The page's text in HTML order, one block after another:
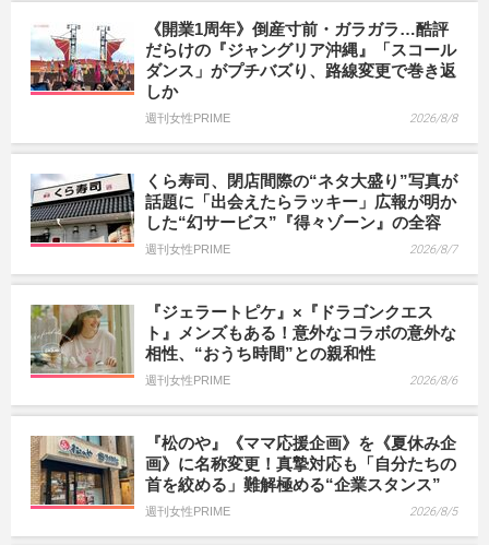
《開業1周年》倒産寸前・ガラガラ…酷評
だらけの『ジャングリア沖縄』「スコール
ダンス」がプチバズり、路線変更で巻き返
しか
週刊女性PRIME 2026/8/8
くら寿司、閉店間際の“ネタ大盛り”写真が
話題に「出会えたらラッキー」広報が明か
した“幻サービス”『得々ゾーン』の全容
週刊女性PRIME 2026/8/7
『ジェラートピケ』×『ドラゴンクエス
ト』メンズもある！意外なコラボの意外な
相性、“おうち時間”との親和性
週刊女性PRIME 2026/8/6
『松のや』《ママ応援企画》を《夏休み企
画》に名称変更！真摯対応も「自分たちの
首を絞める」難解極める“企業スタンス”
週刊女性PRIME 2026/8/5